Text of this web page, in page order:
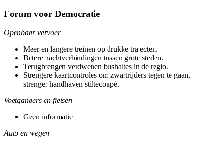
Forum voor Democratie
Openbaar vervoer
Meer en langere treinen op drukke trajecten.
Betere nachtverbindingen tussen grote steden.
Terugbrengen verdwenen bushaltes in de regio.
Strengere kaartcontroles om zwartrijders tegen te gaan,
strenger handhaven stiltecoupé.
Voetgangers en fietsen
Geen informatie
Auto en wegen